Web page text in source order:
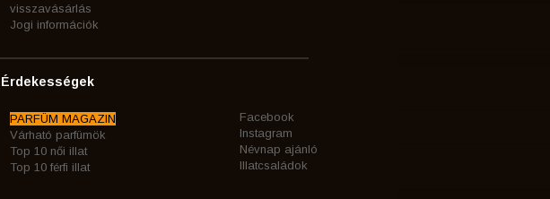
visszavásárlás
Jogi információk
Érdekességek
PARFÜM MAGAZIN
Várható parfümök
Top 10 női illat
Top 10 férfi illat
Facebook
Instagram
Névnap ajánló
Illatcsaládok